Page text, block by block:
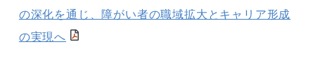
の深化を通じ、障がい者の職域拡大とキャリア形成
の実現へ